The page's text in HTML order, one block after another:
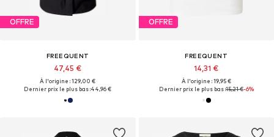
OFFRE
FREEQUENT
47,45 €
À l'origine : 129,00 €
Dernier prix le plus bas :44,96 €
OFFRE
FREEQUENT
14,31 €
À l'origine : 19,95 €
Dernier prix le plus bas :15,21 €-6%